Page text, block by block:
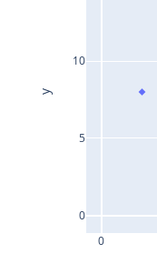
0
0
5
10
y